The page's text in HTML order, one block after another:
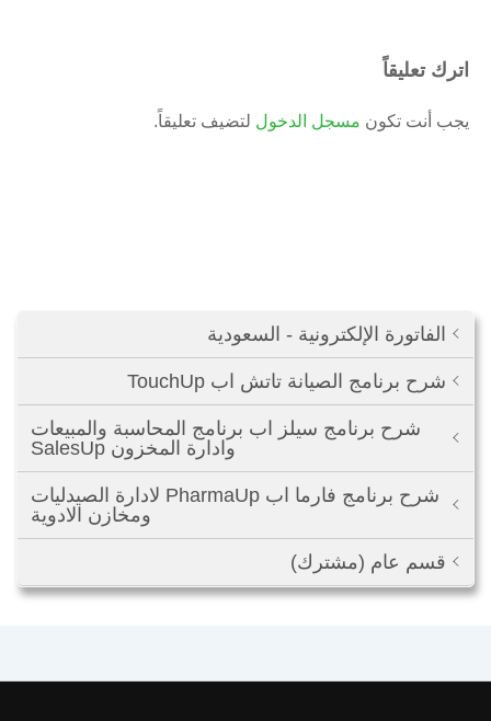
الفاتورة الإلكترونية - السعودية
شرح برنامج الصيانة تاتش اب TouchUp
شرح برنامج سيلز اب برنامج المحاسبة والمبيعات
وادارة المخزون SalesUp
شرح برنامج فارما اب PharmaUp لادارة الصيدليات
ومخازن الادوية
قسم عام (مشترك)
اترك تعليقاً
يجب أنت تكون مسجل الدخول لتضيف تعليقاً.